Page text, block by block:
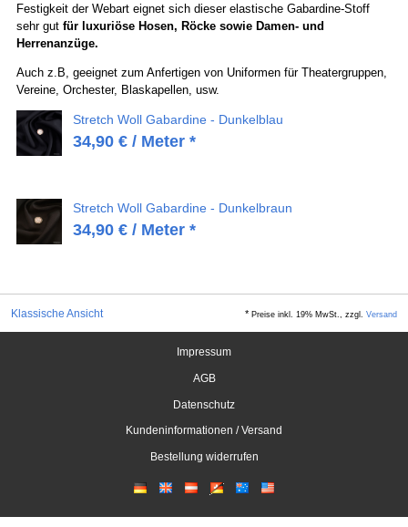
Festigkeit der Webart eignet sich dieser elastische Gabardine-Stoff
sehr gutfür luxuriöse Hosen, Röcke sowie Damen- und
Herrenanzüge.
Auch z.B, geeignet zum Anfertigen von Uniformen für Theatergruppen,
Vereine, Orchester, Blaskapellen, usw.
Stretch Woll Gabardine - Dunkelblau
34,90 €/ Meter *
Stretch Woll Gabardine - Dunkelbraun
34,90 €/ Meter *
Klassische Ansicht *Preise inkl. 19% MwSt., zzgl.Versand
Impressum
AGB
Datenschutz
Kundeninformationen / Versand
Bestellung widerrufen